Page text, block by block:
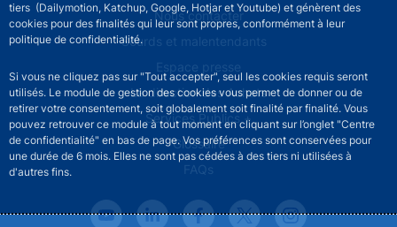
tiers (Dailymotion, Katchup, Google, Hotjar et Youtube) et génèrent des
cookies pour des finalités qui leur sont propres, conformément à leur
politique de confidentialité.
Si vous ne cliquez pas sur "Tout accepter", seul les cookies requis seront
utilisés. Le module de gestion des cookies vous permet de donner ou de
retirer votre consentement, soit globalement soit finalité par finalité. Vous
pouvez retrouver ce module à tout moment en cliquant sur l’onglet "Centre
de confidentialité" en bas de page. Vos préférences sont conservées pour
une durée de 6 mois. Elles ne sont pas cédées à des tiers ni utilisées à
d'autres fins.
Footer secondary menuNous contacter
Sourds et malentendants
Espace presse
La direction des Achats
Services Publics +
Glossaire
FAQs